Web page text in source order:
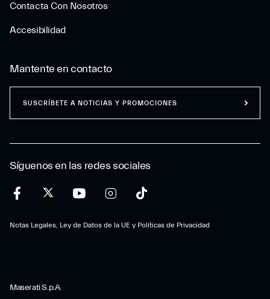
Contacta Con Nosotros
Accesibilidad
Síguenos en las redes sociales
Notas Legales, Ley de Datos de la UE y Políticas de Privacidad
Mantente en contacto
SUSCRÍBETE A NOTICIAS Y PROMOCIONES
Maserati S.p.A.